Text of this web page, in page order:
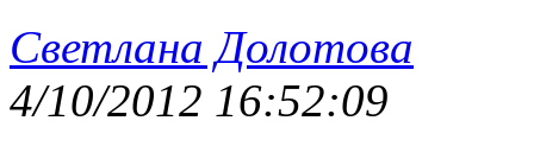
Светлана Долотова
4/10/2012 16:52:09